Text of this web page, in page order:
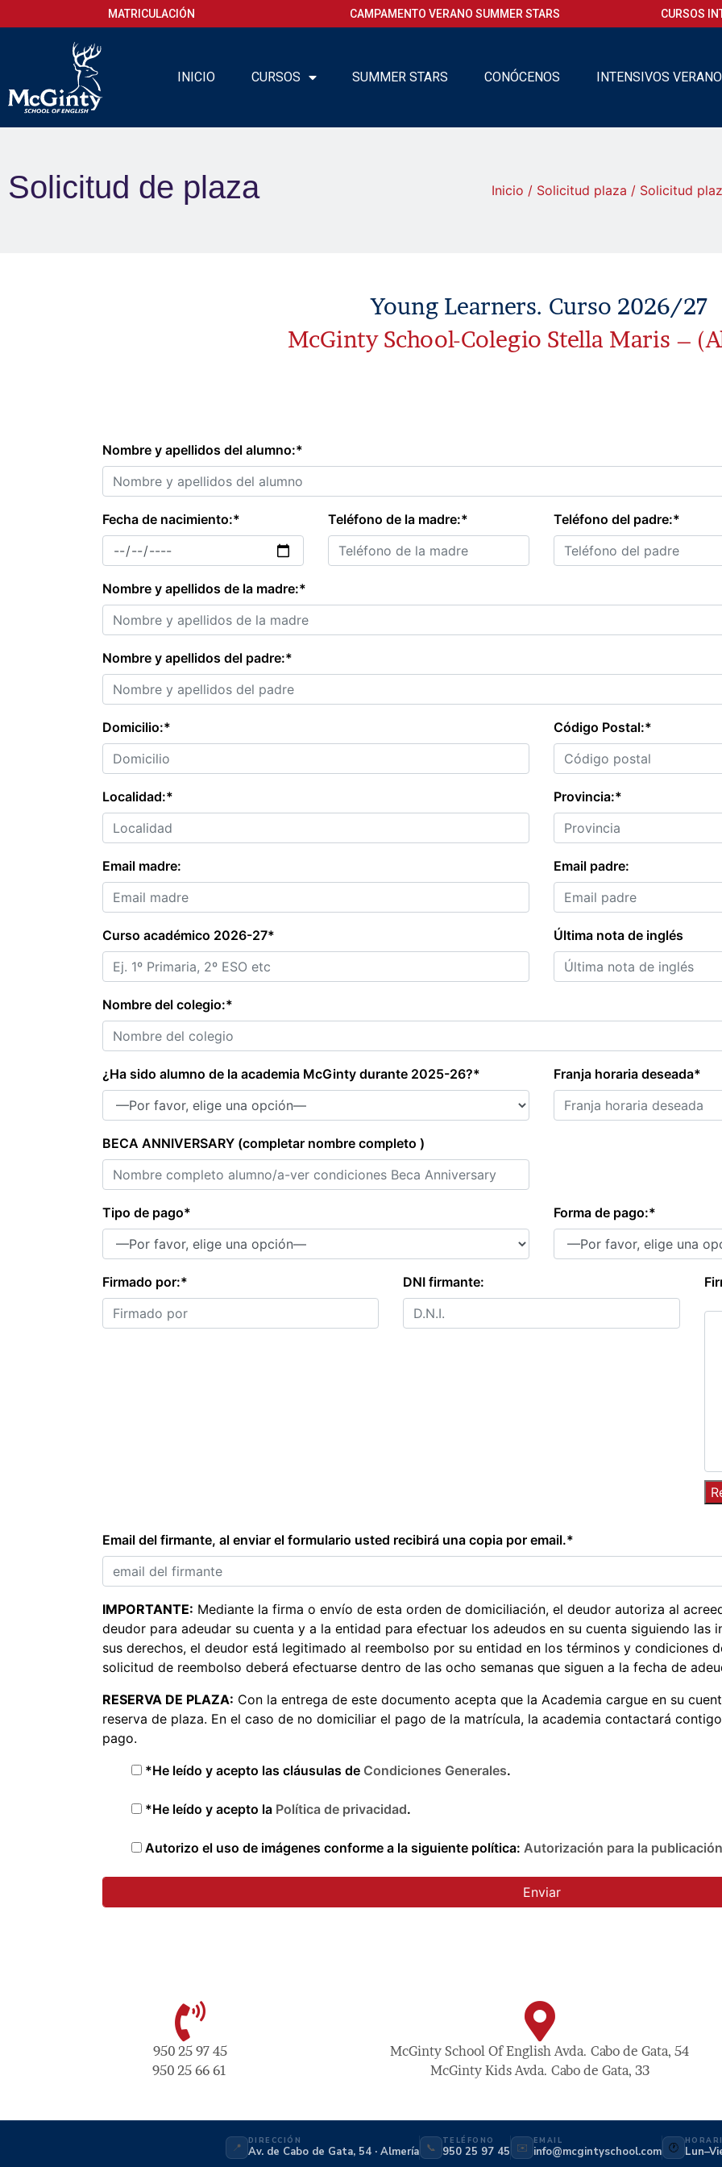
MATRICULACIÓN CAMPAMENTO VERANO SUMMER STARS CURSOS
INICIO CURSOS SUMMER STARS CONÓCENOS INTENSIVOS VERANO
Solicitud de plaza Inicio / Solicitud plaza / Solicitud
Young Learners. Curso 2026/27
McGinty School-Colegio Stella Maris –
Nombre y apellidos del alumno:*
Fecha de nacimiento:* Teléfono de la madre:* Teléfono del padre:*
Nombre y apellidos de la madre:*
Nombre y apellidos del padre:*
Domicilio:* Código Postal:*
Localidad:* Provincia:*
Email madre: Email padre:
Curso académico 2026-27* Última nota de inglés
Nombre del colegio:*
¿Ha sido alumno de la academia McGinty durante 2025-26?* Franja horaria deseada*
BECA ANNIVERSARY (completar nombre completo )
Tipo de pago* Forma de pago:*
Firmado por:* DNI firmante:
Email del firmante, al enviar el formulario usted recibirá una copia por email.*
IMPORTANTE: Mediante la firma o envío de esta orden de domiciliación, el deudor autoriza al
deudor para adeudar su cuenta y a la entidad para efectuar los adeudos en su cuenta siguiendo las
sus derechos, el deudor está legitimado al reembolso por su entidad en los términos y condiciones
solicitud de reembolso deberá efectuarse dentro de las ocho semanas que siguen a la fecha de
RESERVA DE PLAZA: Con la entrega de este documento acepta que la Academia cargue en su
reserva de plaza. En el caso de no domiciliar el pago de la matrícula, la academia contactará
pago.
*He leído y acepto las cláusulas de Condiciones Generales.
*He leído y acepto la Política de privacidad.
Autorizo el uso de imágenes conforme a la siguiente política: Autorización para la
950 25 97 45
950 25 66 61
McGinty School Of English Avda. Cabo de Gata, 54
McGinty Kids Avda. Cabo de Gata, 33
📍
DIRECCIÓN
Av. de Cabo de Gata, 54 · Almería 📞
TELÉFONO
950 25 97 45 ✉️
EMAIL
info@mcgintyschool.com 🕐